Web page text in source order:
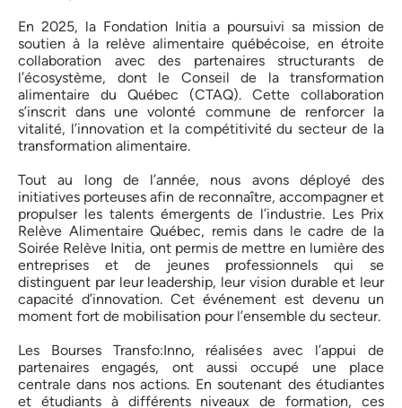
En 2025, la Fondation Initia a poursuivi sa mission de
soutien à la relève alimentaire québécoise, en étroite
collaboration avec des partenaires structurants de
l’écosystème, dont le Conseil de la transformation
alimentaire du Québec (CTAQ). Cette collaboration
s’inscrit dans une volonté commune de renforcer la
vitalité, l’innovation et la compétitivité du secteur de la
transformation alimentaire.
Tout au long de l’année, nous avons déployé des
initiatives porteuses afin de reconnaître, accompagner et
propulser les talents émergents de l’industrie. Les Prix
Relève Alimentaire Québec, remis dans le cadre de la
Soirée Relève Initia, ont permis de mettre en lumière des
entreprises et de jeunes professionnels qui se
distinguent par leur leadership, leur vision durable et leur
capacité d’innovation. Cet événement est devenu un
moment fort de mobilisation pour l’ensemble du secteur.
Les Bourses Transfo:Inno, réalisées avec l’appui de
partenaires engagés, ont aussi occupé une place
centrale dans nos actions. En soutenant des étudiantes
et étudiants à différents niveaux de formation, ces